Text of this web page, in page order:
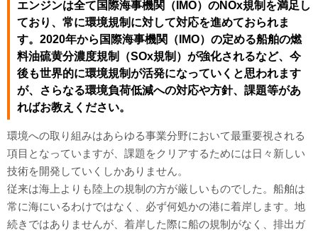
エンジンは全て国際海事機関（IMO）のNOx規制を満足し
ており、常に環境規制に対して対応を進めておられま
す。2020年から国際海事機関（IMO）の定める船舶の燃
料油硫黄分濃度規制（SOx規制）が強化されるなど、今
後も世界的に環境規制が活発になっていくと思われます
が、さらなる環境負荷低減への対応や方針、課題等があ
ればお教えください。
環境への取り組みはあらゆる事業分野において最重要視される
項目となっていますが、課題をクリアするためには日々新しい
技術を開発していくしかありません。
従来は海上よりも陸上の規制の方が厳しいものでした。船舶は
常に海にいるわけではなく、必ず何処かの港に着岸します。地
続きではありませんが、着岸した際に船の規制がなく、排出ガ